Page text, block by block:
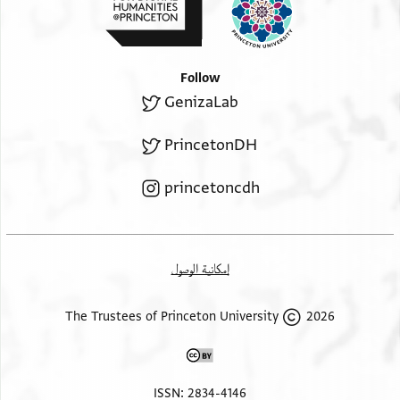
Follow
GenizaLab
PrincetonDH
princetoncdh
إمكانية الوصول
2026 The Trustees of Princeton University
ISSN: 2834-4146